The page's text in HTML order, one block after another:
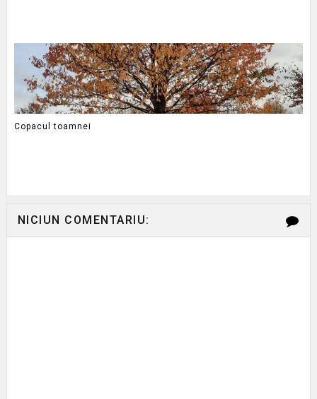
Copacul toamnei
NICIUN COMENTARIU: